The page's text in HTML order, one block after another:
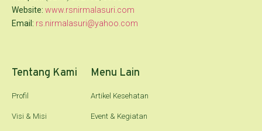
Website: www.rsnirmalasuri.com
Email: rs.nirmalasuri@yahoo.com
Tentang Kami
Profil
Visi & Misi
Menu Lain
Artikel Kesehatan
Event & Kegiatan